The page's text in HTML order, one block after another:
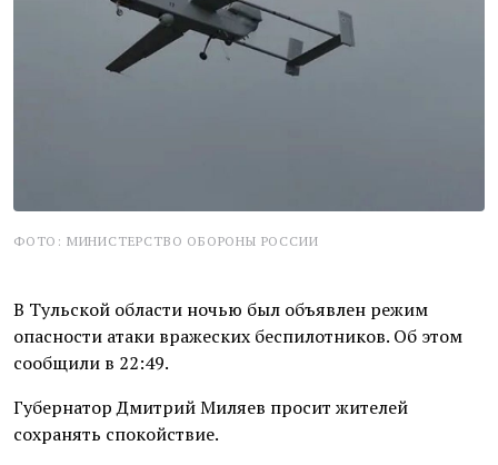
ФОТО: МИНИСТЕРСТВО ОБОРОНЫ РОССИИ
В Тульской области ночью был объявлен режим
опасности атаки вражеских беспилотников. Об этом
сообщили в 22:49.
Губернатор Дмитрий Миляев просит жителей
сохранять спокойствие.